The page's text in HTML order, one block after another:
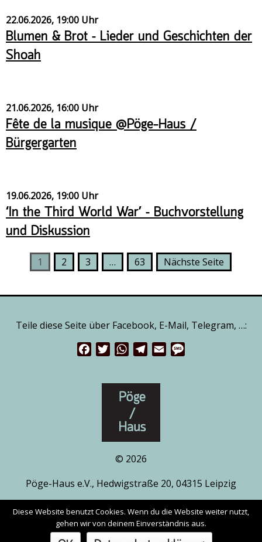
22.06.2026, 19:00 Uhr
Blumen & Brot – Lieder und Geschichten der
Shoah
21.06.2026, 16:00 Uhr
Fête de la musique @Pöge-Haus /
Bürgergarten
19.06.2026, 19:00 Uhr
‘In the Third World War’ – Buchvorstellung
und Diskussion
1 2 3 … 63 Nächste Seite
Teile diese Seite über Facebook, E-Mail, Telegram, …:
FacebookTwitterWhatsApp
Telegram
Email
© 2026
Pöge-Haus e.V., Hedwigstraße 20, 04315 Leipzig
www.pöge-haus.de|Facebook|Instagram
Impressum / Datenschutzerklärung
Diese Website benutzt Cookies. Wenn du die Website weiter nutzt,
gehen wir von deinem Einverständnis aus.